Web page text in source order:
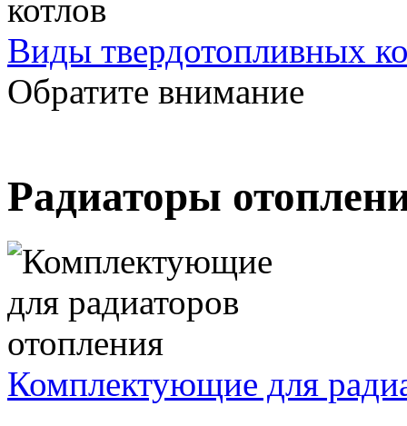
Виды твердотопливных
Обратите внимание
Радиаторы
Комплектующие для